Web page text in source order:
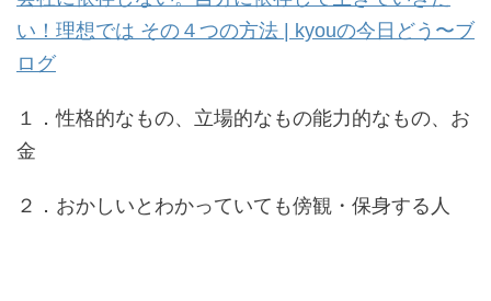
い！理想では その４つの方法 | kyouの今日どう〜ブ
ログ
１．性格的なもの、立場的なもの能力的なもの、お
金
２．おかしいとわかっていても傍観・保身する人